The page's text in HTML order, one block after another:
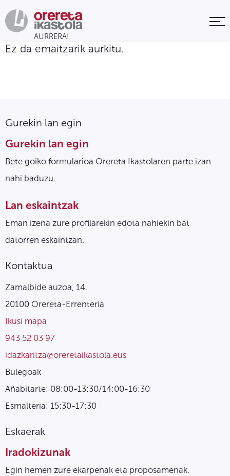
Ez da emaitzarik aurkitu.
Gurekin lan egin
Gurekin lan egin
Bete goiko formularioa Orereta Ikastolaren parte izan
nahi baduzu.
Lan eskaintzak
Eman izena zure profilarekin edota nahiekin bat
datorren eskaintzan.
Kontaktua
Zamalbide auzoa, 14.
20100 Orereta-Errenteria
Ikusi mapa
943 52 03 97
idazkaritza@oreretaikastola.eus
Bulegoak
Añabitarte: 08:00-13:30/14:00-16:30
Esmalteria: 15:30-17:30
Eskaerak
Iradokizunak
Egin hemen zure ekarpenak eta proposamenak.